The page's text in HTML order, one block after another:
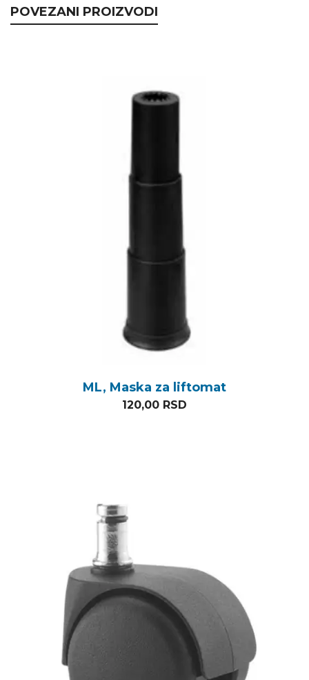
POVEZANI PROIZVODI
ML, Maska za liftomat
120,00 RSD